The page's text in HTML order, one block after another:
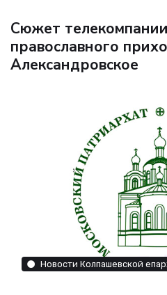
Сюжет
православного
Александровское
Новости Колпашевской